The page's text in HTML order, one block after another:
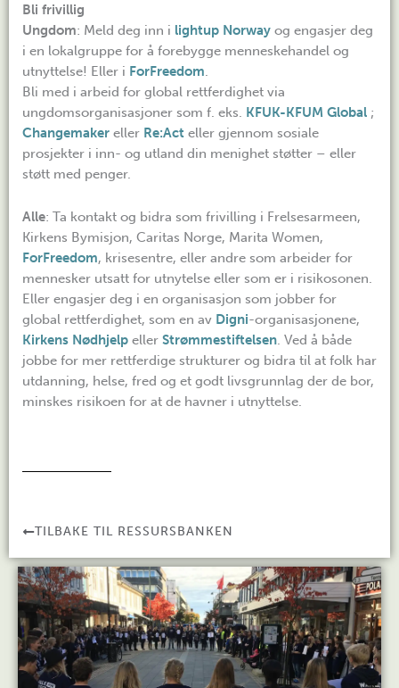
Bli frivillig
Ungdom: Meld deg inn i lightup Norway og engasjer deg
i en lokalgruppe for å forebygge menneskehandel og
utnyttelse! Eller i ForFreedom.
Bli med i arbeid for global rettferdighet via
ungdomsorganisasjoner som f. eks. KFUK-KFUM Global ;
Changemaker eller Re:Act eller gjennom sosiale
prosjekter i inn- og utland din menighet støtter – eller
støtt med penger.
Alle: Ta kontakt og bidra som frivilling i Frelsesarmeen,
Kirkens Bymisjon, Caritas Norge, Marita Women,
ForFreedom, krisesentre, eller andre som arbeider for
mennesker utsatt for utnytelse eller som er i risikosonen.
Eller engasjer deg i en organisasjon som jobber for
global rettferdighet, som en av Digni-organisasjonene,
Kirkens Nødhjelp eller Strømmestiftelsen. Ved å både
jobbe for mer rettferdige strukturer og bidra til at folk har
utdanning, helse, fred og et godt livsgrunnlag der de bor,
minskes risikoen for at de havner i utnyttelse.
TILBAKE TIL RESSURSBANKEN